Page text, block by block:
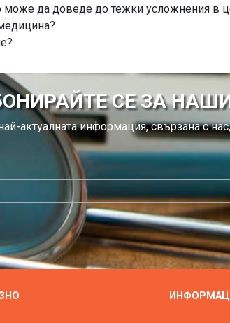
може да доведе до тежки усложнения в
СЕ ЗА
актуалната информация, свързана с